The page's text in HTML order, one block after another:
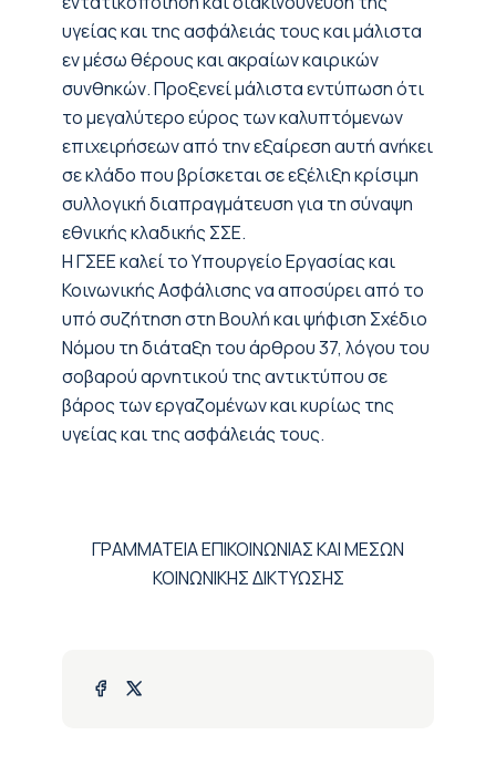
υγείας και της ασφάλειάς τους και μάλιστα
εν μέσω θέρους και ακραίων καιρικών
συνθηκών. Προξενεί μάλιστα εντύπωση ότι
το μεγαλύτερο εύρος των καλυπτόμενων
επιχειρήσεων από την εξαίρεση αυτή ανήκει
σε κλάδο που βρίσκεται σε εξέλιξη κρίσιμη
συλλογική διαπραγμάτευση για τη σύναψη
εθνικής κλαδικής ΣΣΕ.
Η ΓΣΕΕ καλεί το Υπουργείο Εργασίας και
Κοινωνικής Ασφάλισης να αποσύρει από το
υπό συζήτηση στη Βουλή και ψήφιση Σχέδιο
Νόμου τη διάταξη του άρθρου 37, λόγου του
σοβαρού αρνητικού της αντικτύπου σε
βάρος των εργαζομένων και κυρίως της
υγείας και της ασφάλειάς τους.
ΓΡΑΜΜΑΤΕΙΑ ΕΠΙΚΟΙΝΩΝΙΑΣ ΚΑΙ ΜΕΣΩΝ
ΚΟΙΝΩΝΙΚΗΣ ΔΙΚΤΥΩΣΗΣ